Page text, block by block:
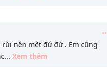
nên mệt đứ đừ . Em cũng
... Xem thêm